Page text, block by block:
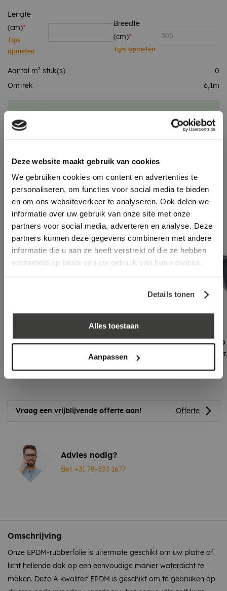
Deze website maakt gebruik van cookies
We gebruiken cookies om content en advertenties te
personaliseren, om functies voor social media te bieden
en om ons websiteverkeer te analyseren. Ook delen we
informatie over uw gebruik van onze site met onze
partners voor social media, adverteren en analyse. Deze
partners kunnen deze gegevens combineren met andere
informatie die u aan ze heeft verstrekt of die ze hebben
verzameld op basis van uw gebruik van hun services.
Details tonen
Alles toestaan
Aanpassen
Lengte
(cm)
Tips
opmeten
Breedte
(cm)
Tips opmeten
Aantal m² stuk(s) 0
Omtrek 6,1 m
Aanbevolen accessoires
Contactlijm Spray 750ml
EPDM stadsuitloop
x 300mm
Vraag een vrijblijvende offerte aan! Offerte
Advies nodig?
Bel: +31 78-303 1677
Omschrijving
Onze EPDM-rubberfolie is uitermate geschikt om uw platte of
licht hellende dak op een eenvoudige manier waterdicht te
maken. Deze A-kwaliteit EPDM is geschikt om te gebruiken op